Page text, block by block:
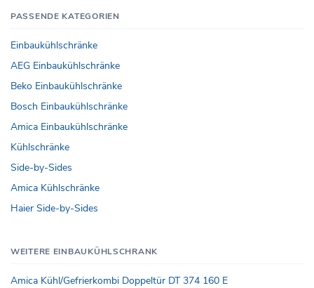
PASSENDE KATEGORIEN
Einbaukühlschränke
AEG Einbaukühlschränke
Beko Einbaukühlschränke
Bosch Einbaukühlschränke
Amica Einbaukühlschränke
Kühlschränke
Side-by-Sides
Amica Kühlschränke
Haier Side-by-Sides
WEITERE EINBAUKÜHLSCHRANK
Amica Kühl/Gefrierkombi Doppeltür DT 374 160 E